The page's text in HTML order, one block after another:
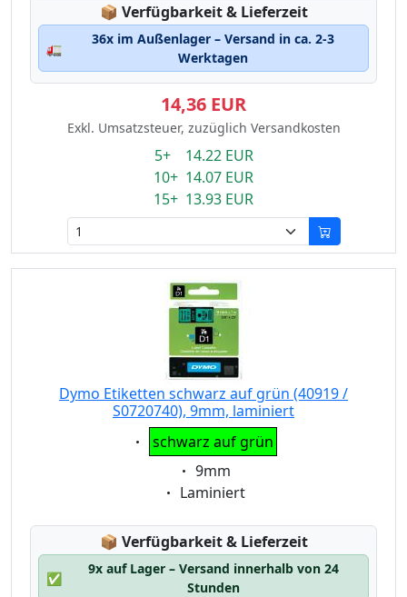
📦 Lagerstatus:
Verfügbarkeit & Lieferzeit
🚛
36x im Außenlager – Versand in ca. 2-3
Werktagen
14,36 EUR
Exkl. Umsatzsteuer, zuzüglich Versandkosten
5+ 14.22 EUR
10+ 14.07 EUR
15+ 13.93 EUR
Dymo Etiketten schwarz auf grün (40919 /
S0720740), 9mm, laminiert
Eigenschaft:
schwarz auf grün
Eigenschaft:
9mm
Eigenschaft:
Laminiert
📦 Lagerstatus:
Verfügbarkeit & Lieferzeit
✅
9x auf Lager – Versand innerhalb von 24
Stunden